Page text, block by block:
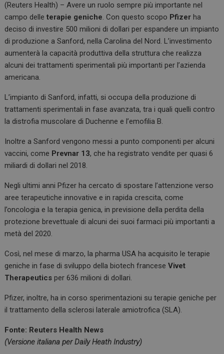
ce
b
o
o
k
ke
dI
n
at
s
A
p
(Reuters Health) – Avere un ruolo sempre più importante nel
campo delleterapie geniche. Con questo scopo Pfizer ha
deciso di investire 500 milioni di dollari per espandere un impianto
di produzione a Sanford, nella Carolina del Nord. L’investimento
aumenterà la capacità produttiva della struttura che realizza
alcuni dei trattamenti sperimentali più importanti per l’azienda
americana.
L’impianto di Sanford, infatti, si occupa della produzione di
trattamenti sperimentali in fase avanzata, tra i quali quelli contro
la distrofia muscolare di Duchenne e l’emofilia B.
Inoltre a Sanford vengono messi a punto componenti per alcuni
vaccini, come Prevnar 13, che ha registrato vendite per quasi 6
miliardi di dollari nel 2018.
Negli ultimi anni Pfizer ha cercato di spostare l’attenzione verso
aree terapeutiche innovative e in rapida crescita, come
l’oncologia e la terapia genica, in previsione della perdita della
protezione brevettuale di alcuni dei suoi farmaci più importanti a
metà del 2020.
Così, nel mese di marzo, la pharma USA ha acquisito le terapie
geniche in fase di sviluppo della biotech franceseVivet
Therapeutics per 636 milioni di dollari.
Pfizer, inoltre, ha in corso sperimentazioni su terapie geniche per
il trattamento della sclerosi laterale amiotrofica (SLA).
Fonte: Reuters Health News
(Versione italiana per Daily Heath Industry)